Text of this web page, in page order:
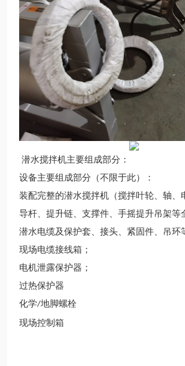
潜水搅拌机主要组成部分：
设备主要组成部分（不限于此）：
装配完整的潜水搅拌机（搅拌叶轮、轴、
导杆、提升链、支撑件、手摇提升吊架等
潜水电缆及保护套、接头、紧固件、吊环
现场电缆接线箱；
电机泄露保护器；
过热保护器
化学/地脚螺栓
现场控制箱